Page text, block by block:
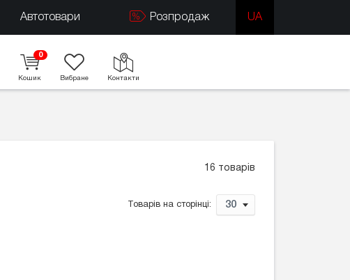
Автотовари Розпродаж UA
0
Кошик Вибране Контакти
16 товарів
Товарів на сторінці: 30